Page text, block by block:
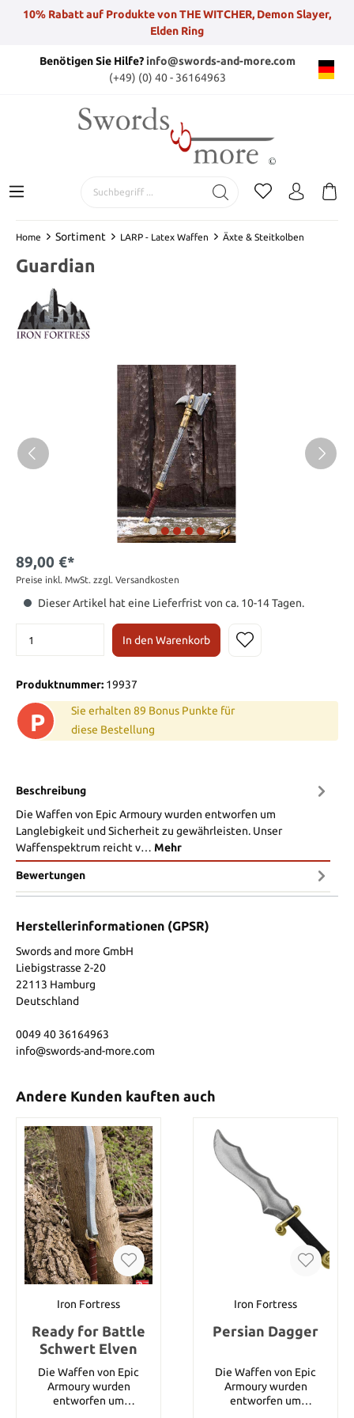
10% Rabatt auf Produkte von THE WITCHER, Demon Slayer,
Elden Ring
Benötigen Sie Hilfe?info@swords-and-more.com
(+49) (0) 40 - 36164963
Home Sortiment LARP - Latex Waffen Äxte & Steitkolben
Guardian
89,00 €*
Preise inkl. MwSt. zzgl. Versandkosten
Dieser Artikel hat eine Lieferfrist von ca. 10-14 Tagen.
In den Warenkorb
Produktnummer: 19937
P
Sie erhalten 89 Bonus Punkte für
diese Bestellung
Beschreibung
Die Waffen von Epic Armoury wurden entworfen um
Langlebigkeit und Sicherheit zu gewährleisten. Unser
Waffenspektrum reicht v… Mehr
Bewertungen
Herstellerinformationen (GPSR)
Swords and more GmbH
Liebigstrasse 2-20
22113 Hamburg
Deutschland
0049 40 36164963
info@swords-and-more.com
Andere Kunden kauften auch
Iron Fortress
Ready for Battle
Schwert Elven
Die Waffen von Epic
Armoury wurden
entworfen um
Iron Fortress
Persian Dagger
Die Waffen von Epic
Armoury wurden
entworfen um